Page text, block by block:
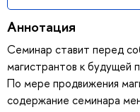
Аннотация
Семинар ставит перед
магистрантов к будущей
По мере продвижения
содержание семинара